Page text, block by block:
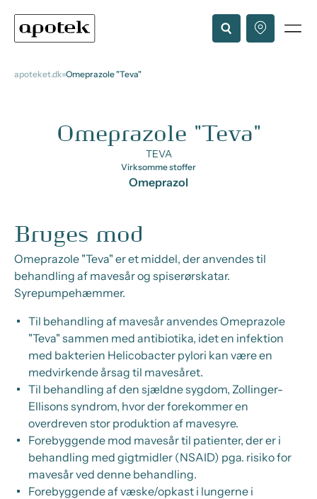
apoteket.dk Omeprazole "Teva"
Omeprazole "Teva"
TEVA
Virksomme stoffer
Omeprazol
Bruges mod
Omeprazole "Teva" er et middel, der anvendes til
behandling af mavesår og spiserørskatar.
Syrepumpehæmmer.
Til behandling af mavesår anvendes Omeprazole
"Teva" sammen med antibiotika, idet en infektion
med bakterien Helicobacter pylori kan være en
medvirkende årsag til mavesåret.
Til behandling af den sjældne sygdom, Zollinger-
Ellisons syndrom, hvor der forekommer en
overdreven stor produktion af mavesyre.
Forebyggende mod mavesår til patienter, der er i
behandling med gigtmidler (NSAID) pga. risiko for
mavesår ved denne behandling.
Forebyggende af væske/opkast i lungerne i